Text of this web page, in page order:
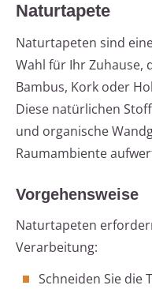
Naturtapete
Naturtapeten sind
Wahl für Ihr Zuhause,
Bambus, Kork oder
Diese natürlichen
und organische
Raumambiente
Vorgehensweise
Naturtapeten
Verarbeitung:
Schneiden Sie die